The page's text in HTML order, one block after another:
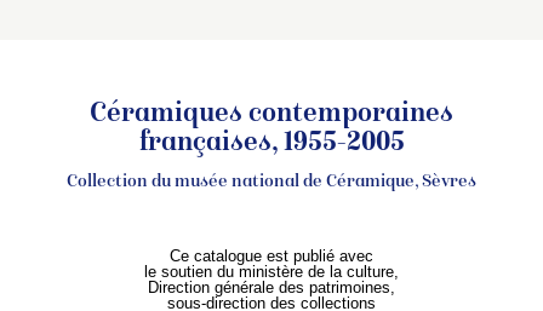
Céramiques contemporaines
françaises, 1955-2005
Collection du musée national de Céramique, Sèvres
Ce catalogue est publié avec
le soutien du ministère de la culture,
Direction générale des patrimoines,
sous-direction des collections